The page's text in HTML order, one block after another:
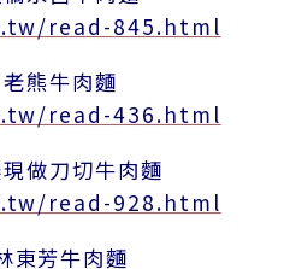
read-845.html
熊牛肉麵
read-436.html
做刀切牛肉麵
read-928.html
東芳牛肉麵